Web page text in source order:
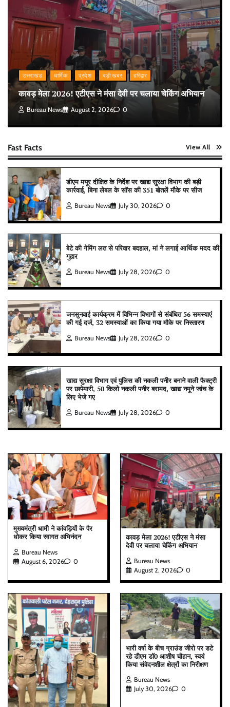
उत्तराखंड धार्मिक प्रदेश बड़ी खबर हरिद्वार
कावड़ मेला 2026! एटीएस ने मंसा देवी पर चलाया चेकिंग अभियान
Bureau News August 2, 2026 0
Fast Facts View All
डीएम मयूर दीक्षित के निर्देश पर खाद्य सुरक्षा विभाग की बड़ी
कार्रवाई, बिना लेबल के सॉस की 351 बोतलें मौके पर सीज
Bureau News July 30, 2026 0
बेटे की गेमिंग लत से परिवार बदहाल, मां ने लगाई आर्थिक मदद की
गुहार
Bureau News July 28, 2026 0
जनसुनवाई कार्यक्रम में विभिन्न विभागों से संबंधित 56 समस्याएं
की गई दर्ज, 32 समस्याओं का किया गया मौके पर निस्तारण
Bureau News July 28, 2026 0
खाद्य सुरक्षा विभाग एवं पुलिस की नकली पनीर बनाने वाली फैक्ट्री
पर छापेमारी, 50 किलो नकली पनीर बरामद, खाद्य नमूने जांच के
लिए भेजे गए
Bureau News July 28, 2026 0
मुख्यमंत्री धामी ने कांवड़ियों के पैर
धोकर किया स्वागत अभिनंदन
Bureau News
August 6, 2026
0
कावड़ मेला 2026! एटीएस ने मंसा
देवी पर चलाया चेकिंग अभियान
Bureau News
August 2, 2026
0
भारी वर्षा के बीच ग्राउंड जीरो पर डटे
रहे डीएम डॉ0 आशीष चौहान, स्वयं
किया संवेदनशील क्षेत्रों का निरीक्षण
Bureau News
July 30, 2026
0